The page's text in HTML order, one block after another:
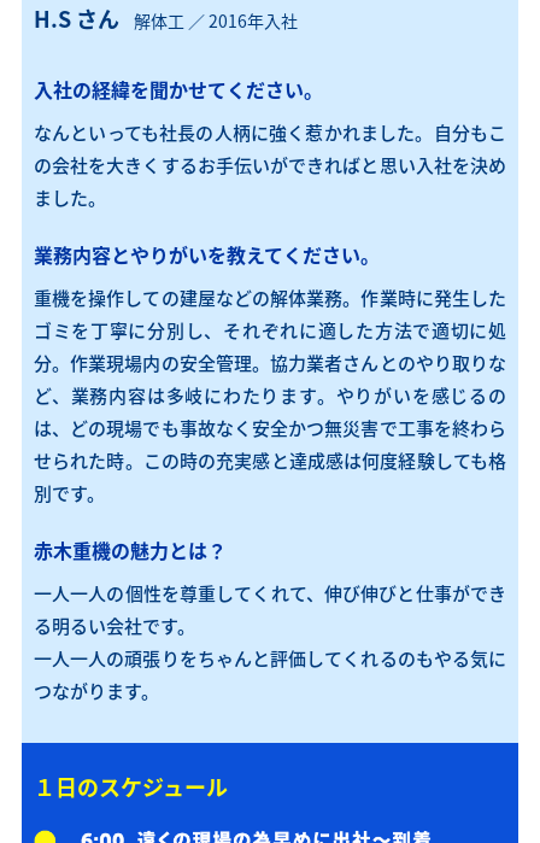
H.S さん
解体工 ／ 2016年入社
入社の経緯を聞かせてください。
なんといっても社長の人柄に強く惹かれました。自分もこ
の会社を大きくするお手伝いができればと思い入社を決め
ました。
業務内容とやりがいを教えてください。
重機を操作しての建屋などの解体業務。作業時に発生した
ゴミを丁寧に分別し、それぞれに適した方法で適切に処
分。作業現場内の安全管理。協力業者さんとのやり取りな
ど、業務内容は多岐にわたります。やりがいを感じるの
は、どの現場でも事故なく安全かつ無災害で工事を終わら
せられた時。この時の充実感と達成感は何度経験しても格
別です。
赤木重機の魅力とは？
一人一人の個性を尊重してくれて、伸び伸びと仕事ができ
る明るい会社です。
一人一人の頑張りをちゃんと評価してくれるのもやる気に
つながります。
１日のスケジュール